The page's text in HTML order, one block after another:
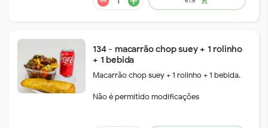
134 - macarrão chop suey + 1 rolinho
+ 1 bebida
Macarrão chop suey + 1 rolinho + 1 bebida.
Não é permitido modificações